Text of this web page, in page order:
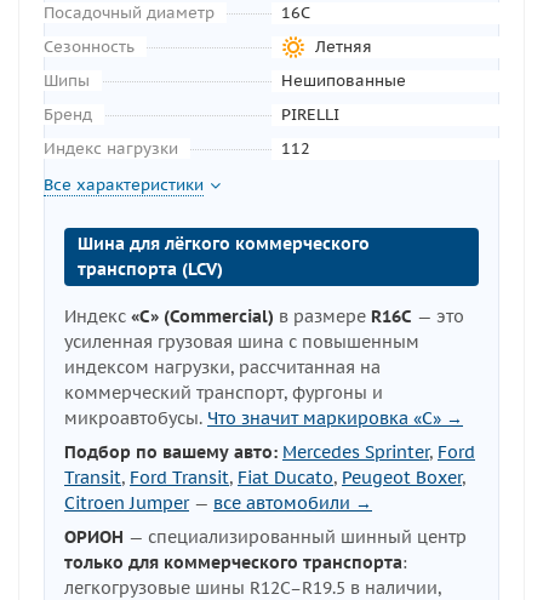
Посадочный диаметр
16C
Сезонность
Летняя
Шипы
Нешипованные
Бренд
PIRELLI
Индекс нагрузки
112
Все характеристики
Шина для лёгкого коммерческого
транспорта (LCV)
Индекс «C» (Commercial) в размере R16C — это
усиленная грузовая шина с повышенным
индексом нагрузки, рассчитанная на
коммерческий транспорт, фургоны и
микроавтобусы. Что значит маркировка «C» →
Подбор по вашему авто: Mercedes Sprinter, Ford
Transit, Ford Transit, Fiat Ducato, Peugeot Boxer,
Citroen Jumper— все автомобили →
ОРИОН — специализированный шинный центр
только для коммерческого транспорта:
легкогрузовые шины R12C–R19.5 в наличии,